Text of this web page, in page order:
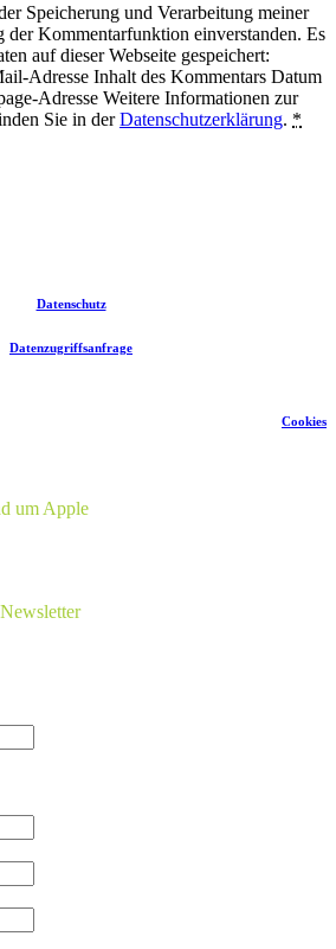
Speicherung und Verarbeitung meiner
der Kommentarfunktion einverstanden. Es
auf dieser Webseite gespeichert:
Adresse Inhalt des Kommentars Datum
Adresse Weitere Informationen zur
Sie in derDatenschutzerklärung. *
Datenschutz
Datenzugriffsanfrage
Cookies
um Apple